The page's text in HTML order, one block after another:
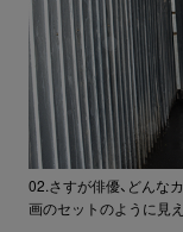
02.さすが俳優、どんな
画のセットのように見え